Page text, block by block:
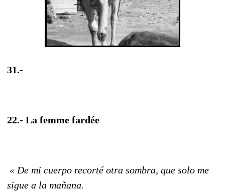
31.-
22.- La femme fardée
« De mi cuerpo recorté otra sombra, que solo me
sigue a la mañana.